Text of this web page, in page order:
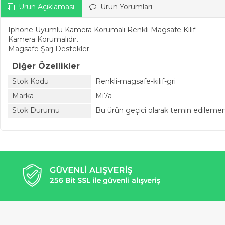
Ürün Açıklaması Ürün Yorumları
Iphone Uyumlu Kamera Korumalı Renkli Magsafe Kılıf
Kamera Korumalıdır.
Magsafe Şarj Destekler.
Diğer Özellikler
Stok Kodu
Renkli-magsafe-kilif-gri
Marka
Mi7a
Stok Durumu
Bu ürün geçici olarak temin